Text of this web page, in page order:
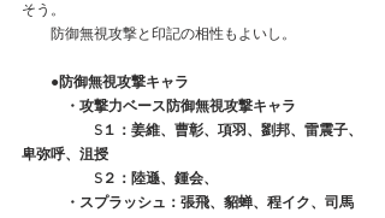
そう。
防御無視攻撃と印記の相性もよいし。
●防御無視攻撃キャラ
・攻撃力ベース防御無視攻撃キャラ
S１：姜維、曹彰、項羽、劉邦、雷震子、
卑弥呼、沮授
S２：陸遜、鍾会、
・スプラッシュ：張飛、貂蝉、程イク、司馬